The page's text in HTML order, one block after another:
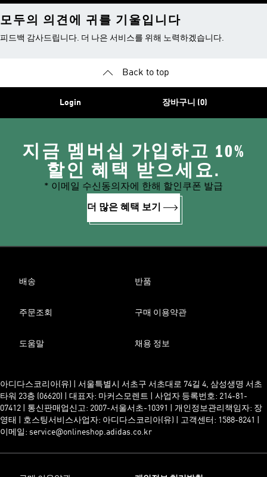
모두의 의견에 귀를 기울입니다
피드백 감사드립니다. 더 나은 서비스를 위해 노력하겠습니다.
Back to top
Login 장바구니 (0)
지금 멤버십 가입하고 10%
할인 혜택 받으세요.
* 이메일 수신동의자에 한해 할인쿠폰 발급
더 많은 혜택 보기
배송 반품
주문조회 구매 이용약관
도움말 채용 정보
아디다스코리아(유) | 서울특별시 서초구 서초대로 74길 4, 삼성생명 서초
타워 23층 (06620) | 대표자: 마커스모렌트 | 사업자 등록번호: 214-81-
07412 | 통신판매업신고: 2007-서울서초-10391 | 개인정보관리책임자: 장
영태 | 호스팅서비스사업자: 아디다스코리아(유) | 고객센터: 1588-8241 |
이메일: service@onlineshop.adidas.co.kr